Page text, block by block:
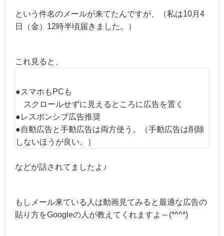
という件名のメールが来てたんですが、（私は10月4
日（金）12時半頃届きました。）
これ見ると、
●スマホもPCも
スクロールせずに見えるところに広告を置く
●レスポンシブ広告推奨
●自動広告と手動広告は両方使う。（手動広告は削除
しないほうが良い。）
などが話されてましたよ♪
もしメール来ている人は動画見てみると最適な広告の
貼り方をGoogleの人が教えてくれますよ～(*^^*)